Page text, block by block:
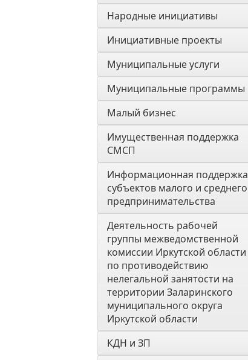
Народные инициативы
Инициативные проекты
Муниципальные услуги
Муниципальные программы
Малый бизнес
Имущественная поддержка
СМСП
Информационная поддержка
субъектов малого и среднего
предпринимательства
Деятельность рабочей
группы межведомственной
комиссии Иркутской области
по противодействию
нелегальной занятости на
территории Заларинского
муниципального округа
Иркутской области
КДН и ЗП